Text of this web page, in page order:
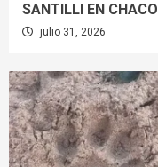
SANTILLI EN CHACO
julio 31, 2026